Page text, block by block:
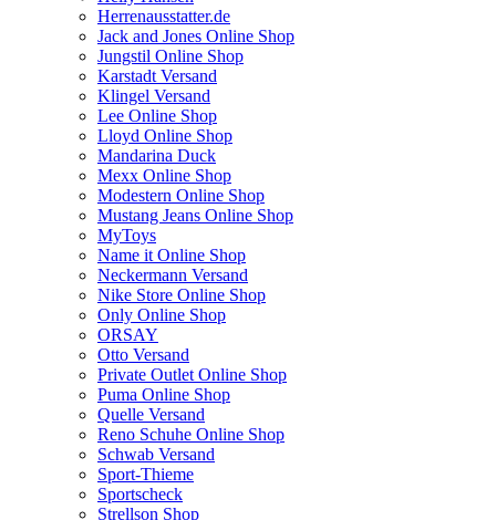
Herrenausstatter.de
Jack and Jones Online Shop
Jungstil Online Shop
Karstadt Versand
Klingel Versand
Lee Online Shop
Lloyd Online Shop
Mandarina Duck
Mexx Online Shop
Modestern Online Shop
Mustang Jeans Online Shop
MyToys
Name it Online Shop
Neckermann Versand
Nike Store Online Shop
Only Online Shop
ORSAY
Otto Versand
Private Outlet Online Shop
Puma Online Shop
Quelle Versand
Reno Schuhe Online Shop
Schwab Versand
Sport-Thieme
Sportscheck
Strellson Shop